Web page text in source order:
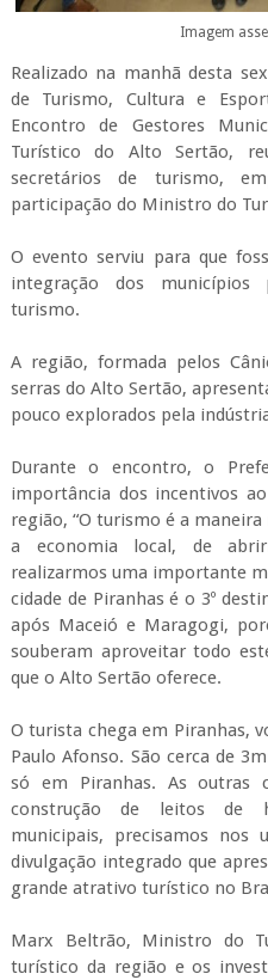
Imagem
Realizado na manhã desta
de Turismo, Cultura e
Encontro de Gestores
Turístico do Alto Sertão,
secretários de turismo,
participação do Ministro do
O evento serviu para que
integração dos
turismo.
A região, formada pelos
serras do Alto Sertão,
pouco explorados pela
Durante o encontro, o
importância dos incentivos
região, “O turismo é a
a economia local, de
realizarmos uma importante
cidade de Piranhas é o 3º
após Maceió e Maragogi,
souberam aproveitar todo
que o Alto Sertão oferece.
O turista chega em Piranhas,
Paulo Afonso. São cerca de
só em Piranhas. As outras
construção de leitos de
municipais, precisamos
divulgação integrado que
grande atrativo turístico no
Marx Beltrão, Ministro do
turístico da região e os